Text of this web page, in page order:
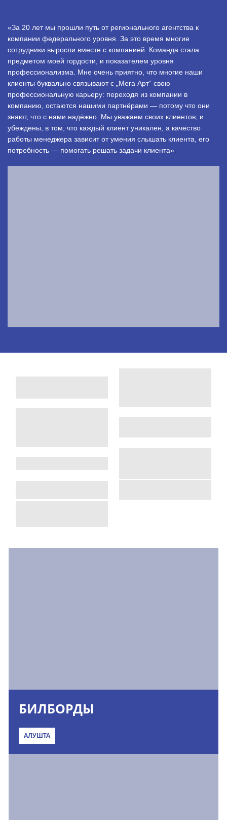
«За 20 лет мы прошли путь от регионального агентства к
компании федерального уровня. За это время многие
сотрудники выросли вместе с компанией. Команда стала
предметом моей гордости, и показателем уровня
профессионализма. Мне очень приятно, что многие наши
клиенты буквально связывают с „Мега Арт“ свою
профессиональную карьеру: переходя из компании в
компанию, остаются нашими партнёрами — потому что они
знают, что с нами надёжно. Мы уважаем своих клиентов, и
убеждены, в том, что каждый клиент уникален, а качество
работы менеджера зависит от умения слышать клиента, его
потребность — помогать решать задачи клиента»
БИЛБОРДЫ
АЛУШТА